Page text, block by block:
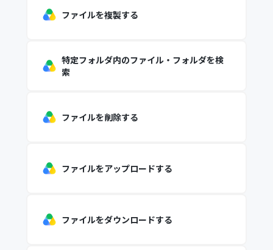
ファイルを複製する
特定フォルダ内のファイル・フォルダを検
索
ファイルを削除する
ファイルをアップロードする
ファイルをダウンロードする